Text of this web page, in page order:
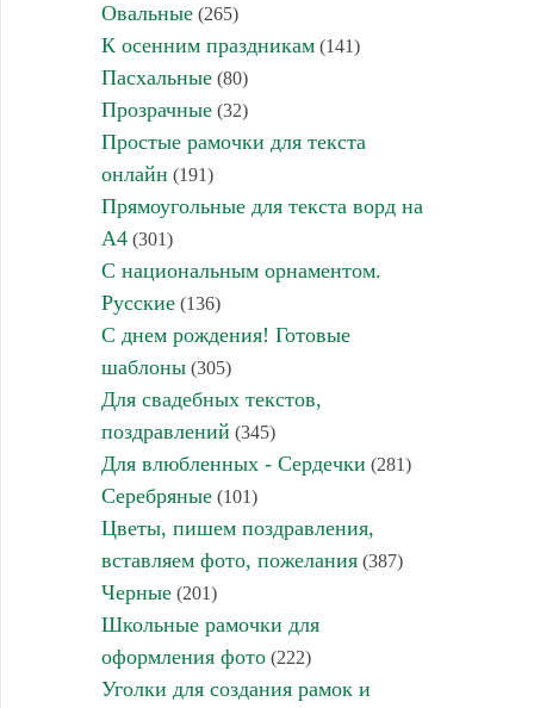
Овальные(265)
К осенним праздникам(141)
Пасхальные(80)
Прозрачные(32)
Простые рамочки для текста
онлайн (191)
Прямоугольные для текста ворд на
А4(301)
С национальным орнаментом.
Русские(136)
С днем рождения! Готовые
шаблоны(305)
Для свадебных текстов,
поздравлений (345)
Для влюбленных - Сердечки (281)
Серебряные(101)
Цветы, пишем поздравления,
вставляем фото, пожелания(387)
Черные(201)
Школьные рамочки для
оформления фото(222)
Уголки для создания рамок и